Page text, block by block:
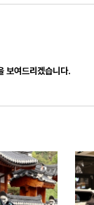
보여드리겠습니다.